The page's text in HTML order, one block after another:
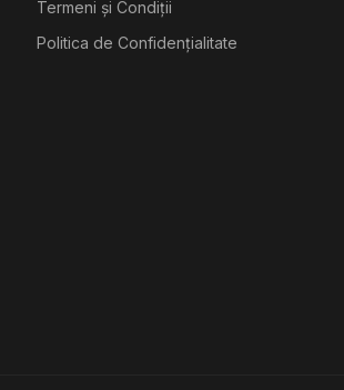
Termeni și Condiții
Politica de Confidențialitate